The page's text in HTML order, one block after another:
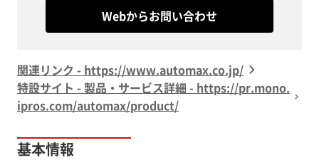
※カタログは現在更新中です。恐れ入りますが、詳細に
Webからお問い合わせ
関連リンク - https://www.automax.co.jp/
特設サイト - 製品・サービス詳細 - https://pr.mono.
ipros.com/automax/product/
基本情報